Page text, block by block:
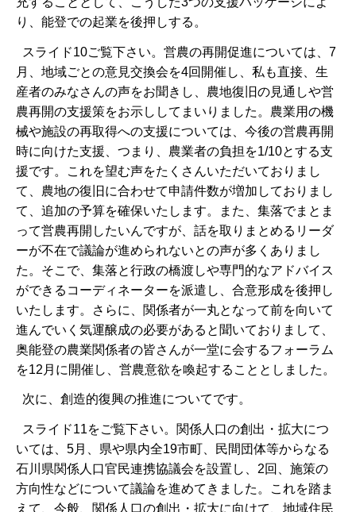
り、能登での起業を後押しする。
スライド10ご覧下さい。営農の再開促進については、7
月、地域ごとの意見交換会を4回開催し、私も直接、生
産者のみなさんの声をお聞きし、農地復旧の見通しや営
農再開の支援策をお示ししてまいりました。農業用の機
械や施設の再取得への支援については、今後の営農再開
時に向けた支援、つまり、農業者の負担を1/10とする支
援です。これを望む声をたくさんいただいておりまし
て、農地の復旧に合わせて申請件数が増加しておりまし
て、追加の予算を確保いたします。また、集落でまとま
って営農再開したいんですが、話を取りまとめるリーダ
ーが不在で議論が進められないとの声が多くありまし
た。そこで、集落と行政の橋渡しや専門的なアドバイス
ができるコーディネーターを派遣し、合意形成を後押し
いたします。さらに、関係者が一丸となって前を向いて
進んでいく気運醸成の必要があると聞いておりまして、
奥能登の農業関係者の皆さんが一堂に会するフォーラム
を12月に開催し、営農意欲を喚起することとしました。
次に、創造的復興の推進についてです。
スライド11をご覧下さい。関係人口の創出・拡大につ
いては、5月、県や県内全19市町、民間団体等からなる
石川県関係人口官民連携協議会を設置し、2回、施策の
方向性などについて議論を進めてきました。これを踏ま
えて、今般、関係人口の創出・拡大に向けて、地域住民